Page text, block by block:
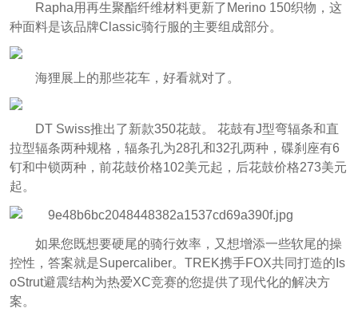
Rapha用再生聚酯纤维材料更新了Merino 150织物，这
种面料是该品牌Classic骑行服的主要组成部分。
海狸展上的那些花车，好看就对了。
DT Swiss推出了新款350花鼓。 花鼓有J型弯辐条和直
拉型辐条两种规格，辐条孔为28孔和32孔两种，碟刹座有6
钉和中锁两种，前花鼓价格102美元起，后花鼓价格273美元
起。
如果您既想要硬尾的骑行效率，又想增添一些软尾的操
控性，答案就是Supercaliber。TREK携手FOX共同打造的Is
oStrut避震结构为热爱XC竞赛的您提供了现代化的解决方
案。